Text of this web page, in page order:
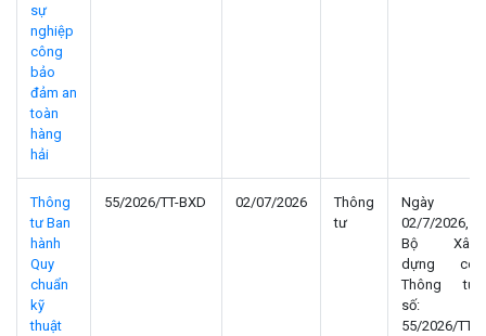
sự
nghiệp
công
bảo
đảm an
toàn
hàng
hải
Thông
tư Ban
hành
Quy
chuẩn
kỹ
thuật
55/2026/TT-BXD 02/07/2026
Thông
tư
Ngày
02/7/2026,
Bộ Xây
dựng có
Thông tư
số:
55/2026/TT-